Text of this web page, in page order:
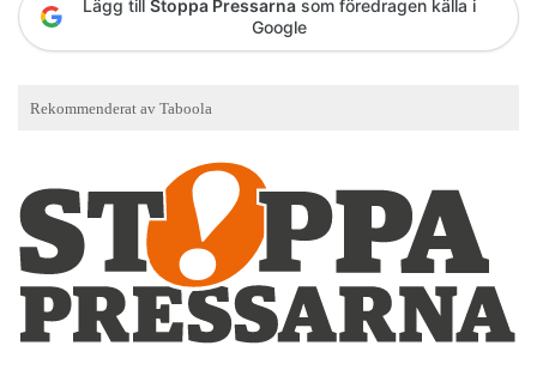
Lägg till Stoppa Pressarna som föredragen källa i
Google